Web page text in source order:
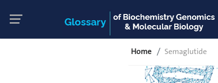
Home Semaglutide